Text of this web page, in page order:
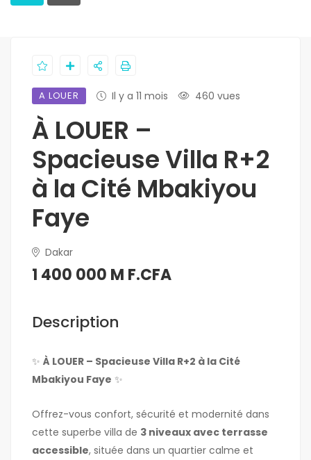
A LOUER Il y a 11 mois 460 vues
À LOUER –
Spacieuse Villa R+2
à la Cité Mbakiyou
Faye
Dakar
1 400 000 M F.CFA
Description
✨ À LOUER – Spacieuse Villa R+2 à la Cité
Mbakiyou Faye ✨
Offrez-vous confort, sécurité et modernité dans
cette superbe villa de 3 niveaux avec terrasse
accessible, située dans un quartier calme et